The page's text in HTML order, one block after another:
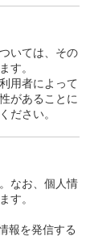
いては、その
す。
用者によって
があることに
ださい。
なお、個人情
す。
報を発信する